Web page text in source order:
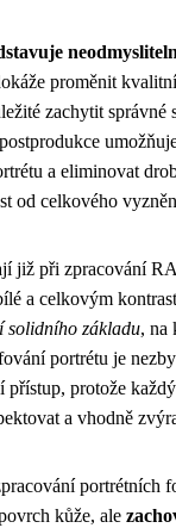
proměnit
zachytit správné
a eliminovat
od celkového
již při zpracování
a celkovým
solidního základu, na
portrétu je
protože
a vhodně
portrétních
kůže, ale